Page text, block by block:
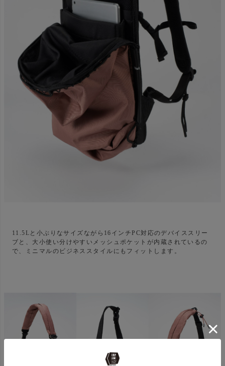
11.5Lと小ぶりなサイズながら16インチPC対応のデバイススリー
ブと、大小使い分けやすいメッシュポケットが内蔵されているの
で、ミニマルのビジネススタイルにもフィットします。